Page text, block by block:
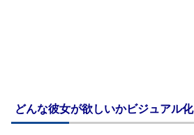
どんな彼女が欲しいかビジュアル化